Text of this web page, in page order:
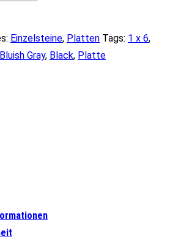
Einzelsteine, Platten Tags: 1 x 6,
Gray, Black, Platte